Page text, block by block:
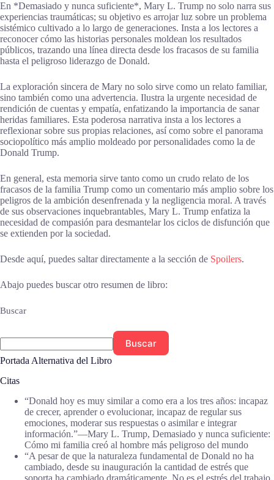
En *Demasiado y nunca suficiente*, Mary L. Trump no solo narra sus
experiencias traumáticas; su objetivo es arrojar luz sobre un problema
sistémico cultivado a lo largo de generaciones. Insta a los lectores a
reconocer cómo las historias personales moldean los resultados
públicos, trazando una línea directa desde los fracasos de su familia
hasta el peligroso liderazgo de Donald.
La exploración sincera de Mary no solo sirve como un relato familiar,
sino también como una advertencia. Ilustra la urgente necesidad de
rendición de cuentas y empatía, enfatizando la importancia de sanar
heridas familiares. Esta poderosa narrativa insta a los lectores a
reflexionar sobre sus propias relaciones, así como sobre el panorama
sociopolítico más amplio moldeado por personalidades como la de
Donald Trump.
En general, esta memoria sirve tanto como un crudo relato de los
fracasos de la familia Trump como un comentario más amplio sobre los
peligros de la ambición desenfrenada y la negligencia moral. A través
de sus observaciones inquebrantables, Mary L. Trump enfatiza la
necesidad de compasión para desmantelar los ciclos de disfunción que
se extienden por la sociedad.
Desde aquí, puedes saltar directamente a la sección de Spoilers.
Abajo puedes buscar otro resumen de libro:
Buscar
Buscar
Portada Alternativa del Libro
Citas
“Donald hoy es muy similar a como era a los tres años: incapaz
de crecer, aprender o evolucionar, incapaz de regular sus
emociones, moderar sus respuestas o asimilar e integrar
información.”―Mary L. Trump, Demasiado y nunca suficiente:
Cómo mi familia creó al hombre más peligroso del mundo
“A pesar de que la naturaleza fundamental de Donald no ha
cambiado, desde su inauguración la cantidad de estrés que
soporta ha cambiado dramáticamente. No es el estrés del trabajo,